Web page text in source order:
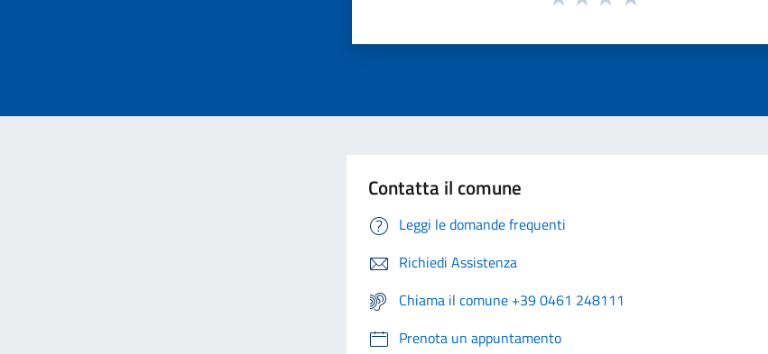
Contatta il comune
Leggi le domande frequenti
Richiedi Assistenza
Chiama il comune +39 0461 248111
Prenota un appuntamento